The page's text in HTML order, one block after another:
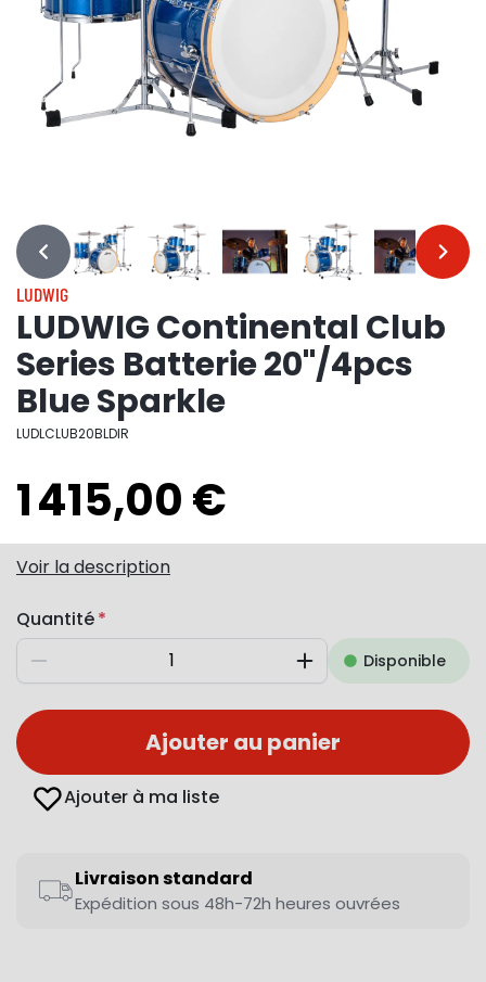
… …
LUDWIG
LUDWIG Continental Club
Series Batterie 20"/4pcs
Blue Sparkle
LUDLCLUB20BLDIR
1 415,00 €
Voir la description
Quantité
Diminuer AugmenterDisponible
Ajouter au panier
Ajouter à ma liste
Livraison standard
Expédition sous 48h-72h heures ouvrées